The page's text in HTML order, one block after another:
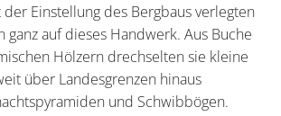
Einstellung des Bergbaus verlegten
ganz auf dieses Handwerk. Aus Buche
Hölzern drechselten sie kleine
über Landesgrenzen hinaus
und Schwibbögen.